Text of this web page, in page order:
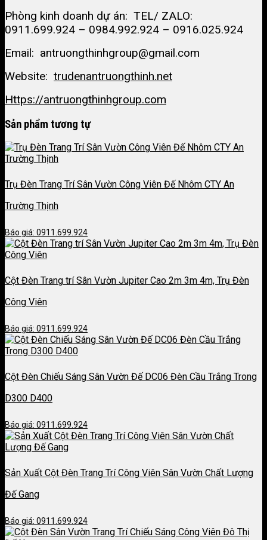
Phòng kinh doanh dự án: TEL/ ZALO:
0911.699.924 – 0984.992.924 – 0916.025.924
Email: antruongthinhgroup@gmail.com
Website: trudenantruongthinh.net
Https://antruongthinhgroup.com
Sản phẩm tương tự
Trụ Đèn Trang Trí Sân Vườn Công Viên Đế Nhôm CTY An
Trường Thịnh
Báo giá: 0911.699.924
Cột Đèn Trang trí Sân Vườn Jupiter Cao 2m 3m 4m, Trụ Đèn
Công Viên
Báo giá: 0911.699.924
Cột Đèn Chiếu Sáng Sân Vườn Đế DC06 Đèn Cầu Trắng Trong
D300 D400
Báo giá: 0911.699.924
Sản Xuất Cột Đèn Trang Trí Công Viên Sân Vườn Chất Lượng
Đế Gang
Báo giá: 0911.699.924